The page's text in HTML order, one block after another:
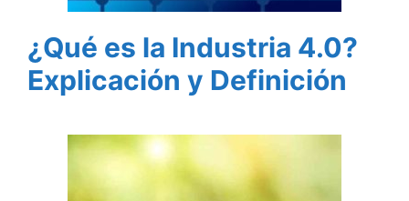
¿Qué es la Industria 4.0?
Explicación y Definición